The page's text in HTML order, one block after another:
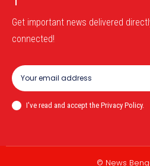
Get important news delivered
connected!
I've read and accept the Privacy Policy.
© News